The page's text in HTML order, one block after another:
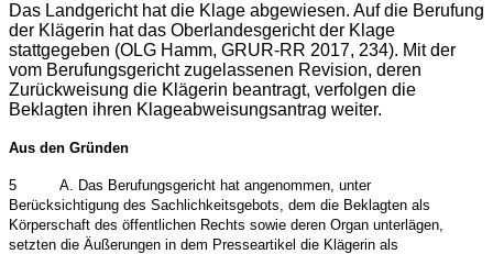
Das Landgericht hat die Klage abgewiesen. Auf die Berufung
der Klägerin hat das Oberlandesgericht der Klage
stattgegeben (OLG Hamm, GRUR-RR 2017, 234). Mit der
vom Berufungsgericht zugelassenen Revision, deren
Zurückweisung die Klägerin beantragt, verfolgen die
Beklagten ihren Klageabweisungsantrag weiter.
Aus den Gründen
5 A. Das Berufungsgericht hat angenommen, unter
Berücksichtigung des Sachlichkeitsgebots, dem die Beklagten als
Körperschaft des öffentlichen Rechts sowie deren Organ unterlägen,
setzten die Äußerungen in dem Presseartikel die Klägerin als